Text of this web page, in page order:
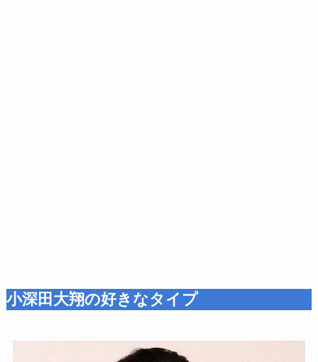
小深田大翔の好きなタイプ